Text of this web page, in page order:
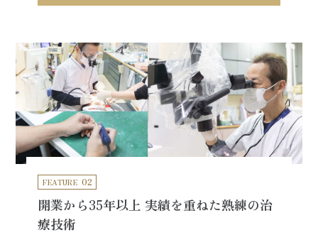
FEATURE 02
開業から35年以上 実績を重ねた熟練の治
療技術